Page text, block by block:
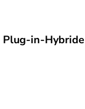
Plug-in-Hybride